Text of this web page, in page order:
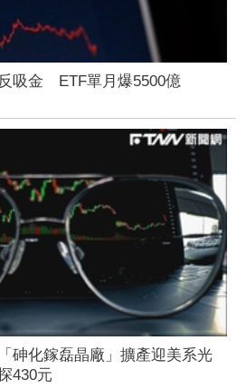
吸金 ETF單月爆5500億
砷化鎵磊晶廠」擴產迎美系光
430元